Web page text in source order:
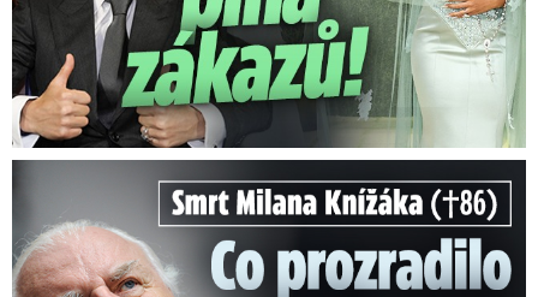
Smrt Milana Knížáka (†86): Co prozradilo neobvyklé parte?